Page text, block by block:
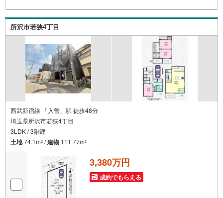
所沢市若狭4丁目
西武新宿線 「入曽」駅 徒歩48分
埼玉県所沢市若狭4丁目
3LDK / 3階建
土地74.1m2 /建物 111.77m2
3,380万円
成約でもらえる